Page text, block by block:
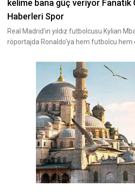
kelime bana güç veriyor Fanatik
Haberleri Spor
Real Madrid'in yıldız futbolcusu Kylian
röportajda Ronaldo'ya hem futbolcu hem